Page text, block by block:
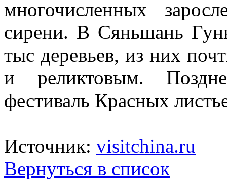
многочисленных
сирени. В Сяньшань
тыс деревьев, из них
и реликтовым.
фестиваль Красных
Источник: visitchina.ru
Вернуться в список